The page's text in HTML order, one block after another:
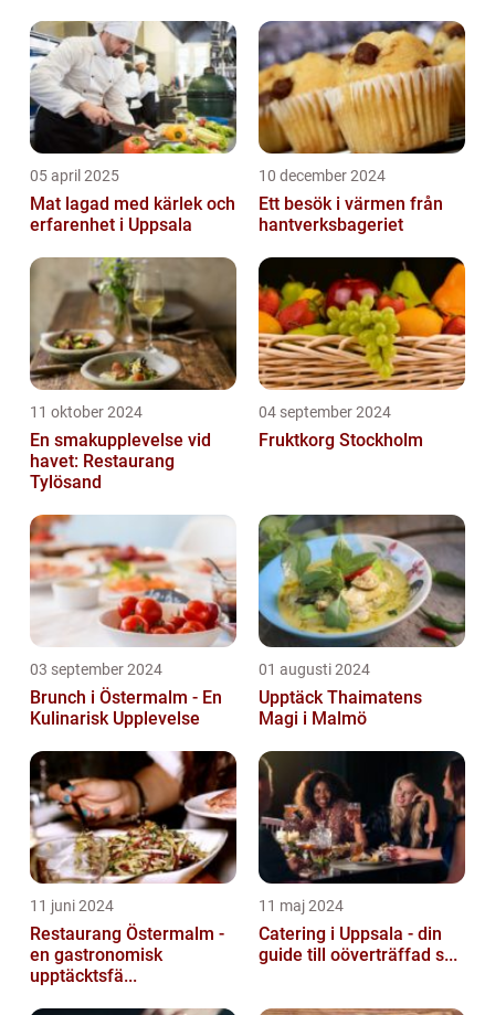
05 april 2025
Mat lagad med kärlek och
erfarenhet i Uppsala
10 december 2024
Ett besök i värmen från
hantverksbageriet
11 oktober 2024
En smakupplevelse vid
havet: Restaurang
Tylösand
04 september 2024
Fruktkorg Stockholm
03 september 2024
Brunch i Östermalm - En
Kulinarisk Upplevelse
01 augusti 2024
Upptäck Thaimatens
Magi i Malmö
11 juni 2024
Restaurang Östermalm -
en gastronomisk
upptäcktsfä...
11 maj 2024
Catering i Uppsala - din
guide till oöverträffad s...